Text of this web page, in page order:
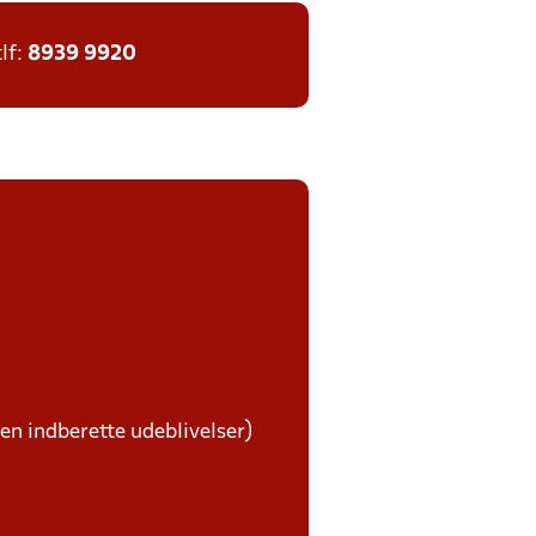
8939 9920
indberette udeblivelser)